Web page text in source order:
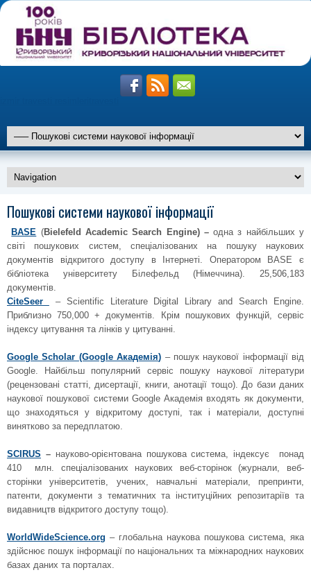
travesti
marmaris
travesti
istanbul
travesti
Пошукові системи наукової інформації
BASE (Bielefeld Academic Search Engine) –одна з найбільших у
світі пошукових систем, спеціалізованих на пошуку наукових
документів відкритого доступу в Інтернеті. Оператором BASE є
бібліотека університету Білефельд (Німеччина). 25,506,183
документів.
CiteSeer
– Scientific Literature Digital Library and Search Engine.
Приблизно 750,000 + документів. Крім пошукових функцій, сервіс
індексу цитування та лінків у цитуванні.
Google Scholar (Google Академія) – пошук наукової інформації від
Google. Найбільш популярний сервіс пошуку наукової літератури
(рецензовані статті, дисертації, книги, анотації тощо). До бази даних
наукової пошукової системи Google Академія входять як документи,
що знаходяться у відкритому доступі, так і матеріали, доступні
винятково за передплатою.
SCIRUS –науково-орієнтована пошукова система, індексує понад
410 млн. спеціалізованих наукових веб-сторінок (журнали, веб-
сторінки університетів, учених, навчальні матеріали, препринти,
патенти, документи з тематичних та інституційних репозитаріїв та
видавництв відкритого доступу тощо).
WorldWideScience.org – глобальна наукова пошукова система, яка
здійснює пошук інформації по національних та міжнародних наукових
базах даних та порталах.